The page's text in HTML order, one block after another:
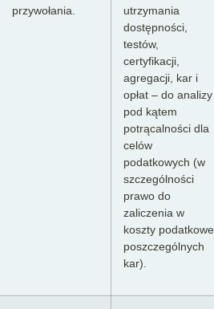
przywołania.
utrzymania
dostępności,
testów,
certyfikacji,
agregacji, kar i
opłat – do analizy
pod kątem
potrącalności dla
celów
podatkowych (w
szczególności
prawo do
zaliczenia w
koszty podatkowe
poszczególnych
kar).